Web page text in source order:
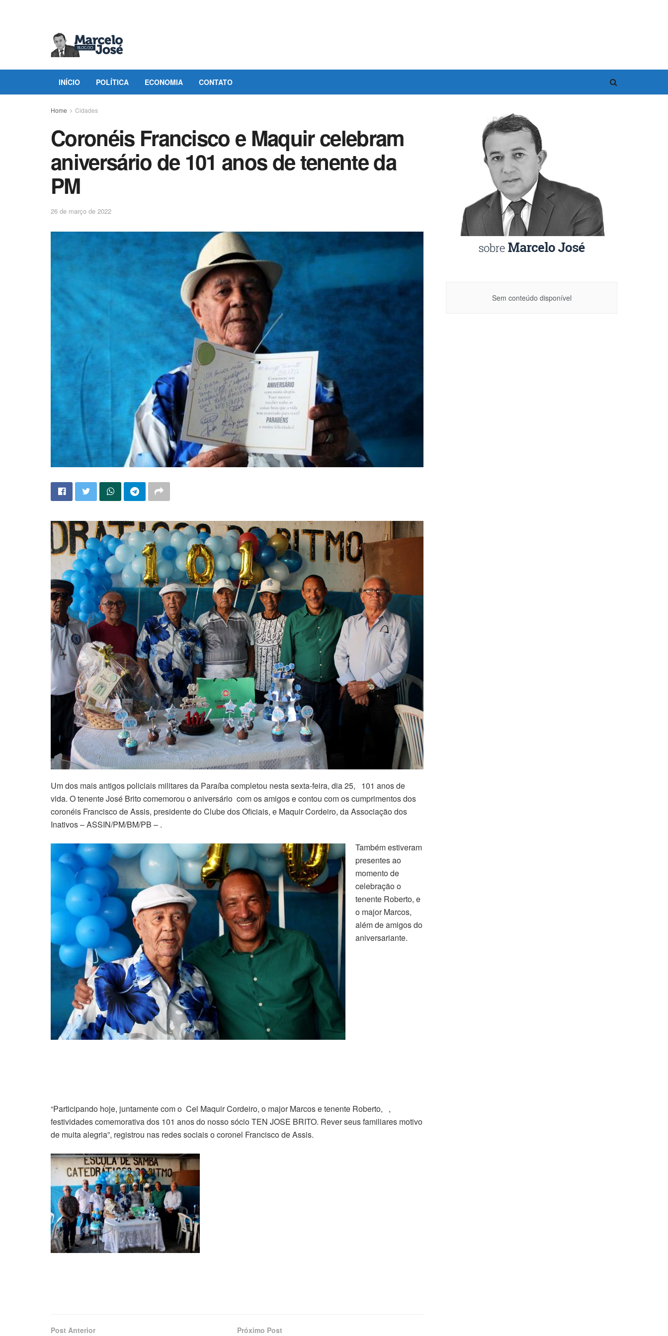
INÍCIO POLÍTICA ECONOMIA CONTATO
Home Cidades
Coronéis Francisco e Maquir celebram
aniversário de 101 anos de tenente da
PM
26 de março de 2022
Um dos mais antigos policiais militares da Paraíba completou nesta sexta-feira, dia 25, 101 anos de
vida. O tenente José Brito comemorou o aniversário com os amigos e contou com os cumprimentos dos
coronéis Francisco de Assis, presidente do Clube dos Oficiais, e Maquir Cordeiro, da Associação dos
Inativos – ASSIN/PM/BM/PB – .
Também estiveram
presentes ao
momento de
celebração o
tenente Roberto, e
o major Marcos,
além de amigos do
aniversariante.
“Participando hoje, juntamente com o Cel Maquir Cordeiro, o major Marcos e tenente Roberto, ,
festividades comemorativa dos 101 anos do nosso sócio TEN JOSE BRITO. Rever seus familiares motivo
de muita alegria”, registrou nas redes sociais o coronel Francisco de Assis.
Post Anterior Próximo Post
Sem conteúdo disponível